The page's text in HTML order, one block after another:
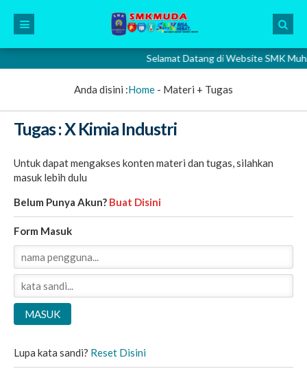
Selamat Datang di Website SMK
Anda disini :Home - Materi + Tugas
Tugas : X Kimia Industri
Untuk dapat mengakses konten materi dan tugas, silahkan
masuk lebih dulu
Belum Punya Akun? Buat Disini
Form Masuk
Lupa kata sandi? Reset Disini